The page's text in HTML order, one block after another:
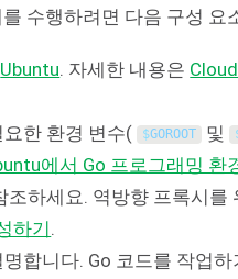
수행하려면 다음 구성 요
Ubuntu . 자세한 내용은
요한 환경 변수( $GOROOT 및
에서 Go 프로그래밍 환
조하세요. 역방향 프록시를
하기
합니다. Go 코드를 작업